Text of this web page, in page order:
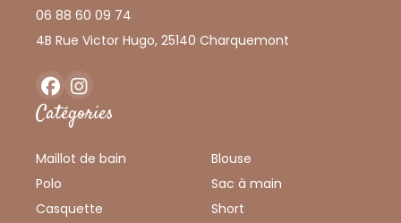
06 88 60 09 74
4B Rue Victor Hugo, 25140 Charquemont
FacebookInstagram
Catégories
Maillot de bain
Polo
Casquette
Blouse
Sac à main
Short